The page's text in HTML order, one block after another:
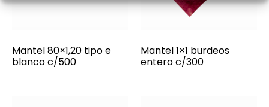
Mantel 80×1,20 tipo e
blanco c/500
Mantel 1×1 burdeos
entero c/300